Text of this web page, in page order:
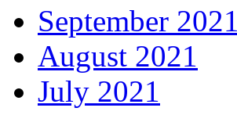
September 2021
August 2021
July 2021